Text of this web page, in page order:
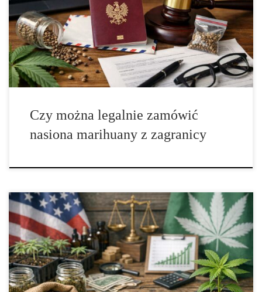
zagranicy to temat, który od bardzo dawna przyciąga uwagę osób
obserwujących rynek konopi, kierunek zmian prawnych oraz
rozwój sprzedaży internetowej w Europie i na innych rynkach. W
praktyce osoby szukające rzetelnych informacji […]
Czy można legalnie zamówić
nasiona marihuany z zagranicy
Jak legalizacja oddziałuje na rozwój rynku nasion marihuany?
Legalizacja konopi w wielu państwach świata w ostatnich latach w
bardzo wyraźny sposób zmieniła funkcjonowanie całej branży
związanej z tą rośliną. Jednym z segmentów, który odczuł te
przemiany szczególnie mocno, jest rynek nasion marihuany. Wraz